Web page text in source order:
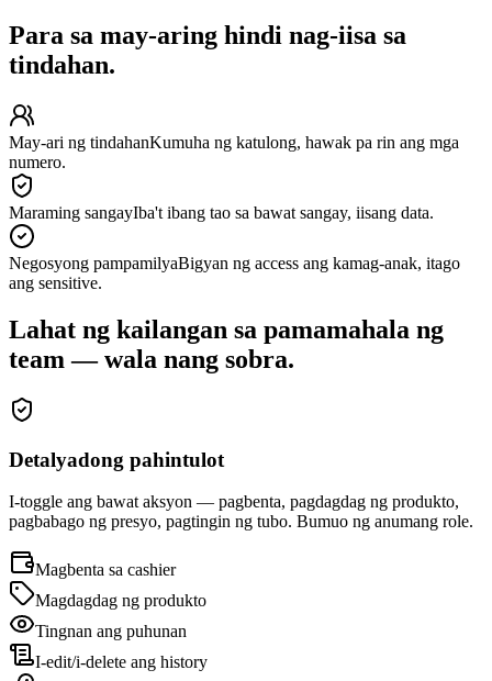
Para sa may-aring hindi nag-iisa sa
tindahan.
May-ari ng tindahanKumuha ng katulong, hawak pa rin ang mga
numero.
Maraming sangayIba't ibang tao sa bawat sangay, iisang data.
Negosyong pampamilyaBigyan ng access ang kamag-anak, itago
ang sensitive.
Lahat ng kailangan sa pamamahala ng
team — wala nang sobra.
Detalyadong pahintulot
I-toggle ang bawat aksyon — pagbenta, pagdagdag ng produkto,
pagbabago ng presyo, pagtingin ng tubo. Bumuo ng anumang role.
Magbenta sa cashier
Magdagdag ng produkto
Tingnan ang puhunan
I-edit/i-delete ang history